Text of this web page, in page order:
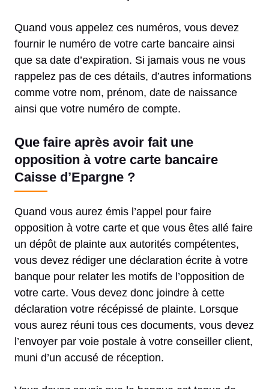
Quand vous appelez ces numéros, vous devez
fournir le numéro de votre carte bancaire ainsi
que sa date d’expiration. Si jamais vous ne vous
rappelez pas de ces détails, d’autres informations
comme votre nom, prénom, date de naissance
ainsi que votre numéro de compte.
Que faire après avoir fait une
opposition à votre carte bancaire
Caisse d’Epargne ?
Quand vous aurez émis l’appel pour faire
opposition à votre carte et que vous êtes allé faire
un dépôt de plainte aux autorités compétentes,
vous devez rédiger une déclaration écrite à votre
banque pour relater les motifs de l’opposition de
votre carte. Vous devez donc joindre à cette
déclaration votre récépissé de plainte. Lorsque
vous aurez réuni tous ces documents, vous devez
l’envoyer par voie postale à votre conseiller client,
muni d’un accusé de réception.